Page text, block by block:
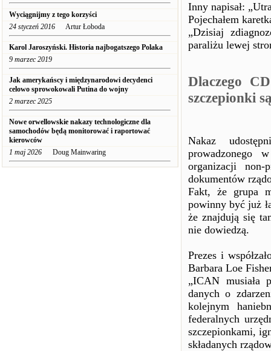
Wyciągnijmy z tego korzyści
24 styczeń 2016 Artur Łoboda
Karol Jaroszyński. Historia najbogatszego Polaka
9 marzec 2019
Jak amerykańscy i międzynarodowi decydenci
celowo sprowokowali Putina do wojny
2 marzec 2025
Nowe orwellowskie nakazy technologiczne dla
samochodów będą monitorować i raportować
kierowców
1 maj 2026 Doug Mainwaring
Inny napisał:
Pojechałem
„Dzisiaj
paraliżu lewej
Dlaczego
szczepionki
Nakaz
prowadzonego
organizacji
dokumentów
Fakt, że grupa
powinny być już
że znajdują się
nie dowiedzą.
Prezes i
Barbara Loe
„ICAN musiała
danych o
kolejnym
federalnych
szczepionkami,
składanych